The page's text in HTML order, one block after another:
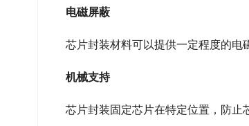
电磁屏蔽
芯片封装材料可以提供一定程度的电
机械支持
芯片封装固定芯片在特定位置，防止